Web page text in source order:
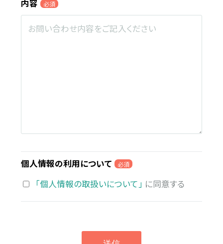
内容 必須
個人情報の利用について 必須
「個人情報の取扱いについて」 に同意する